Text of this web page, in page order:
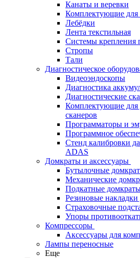
Канаты и веревки
Комплектующие для
Лебёдки
Лента текстильная
Системы крепления
Стропы
Тали
Диагностическое
Видеоэндоскопы
Диагностика
Диагностические
Комплектующие для
сканеров
Программаторы и
Программное
Стенд калибровки
ADAS
Домкраты и аксессуары
Бутылочные
Механические
Подкатные
Резиновые накладки
Страховочные
Упоры
Компрессоры
Аксессуары для
Лампы переносные
Еще